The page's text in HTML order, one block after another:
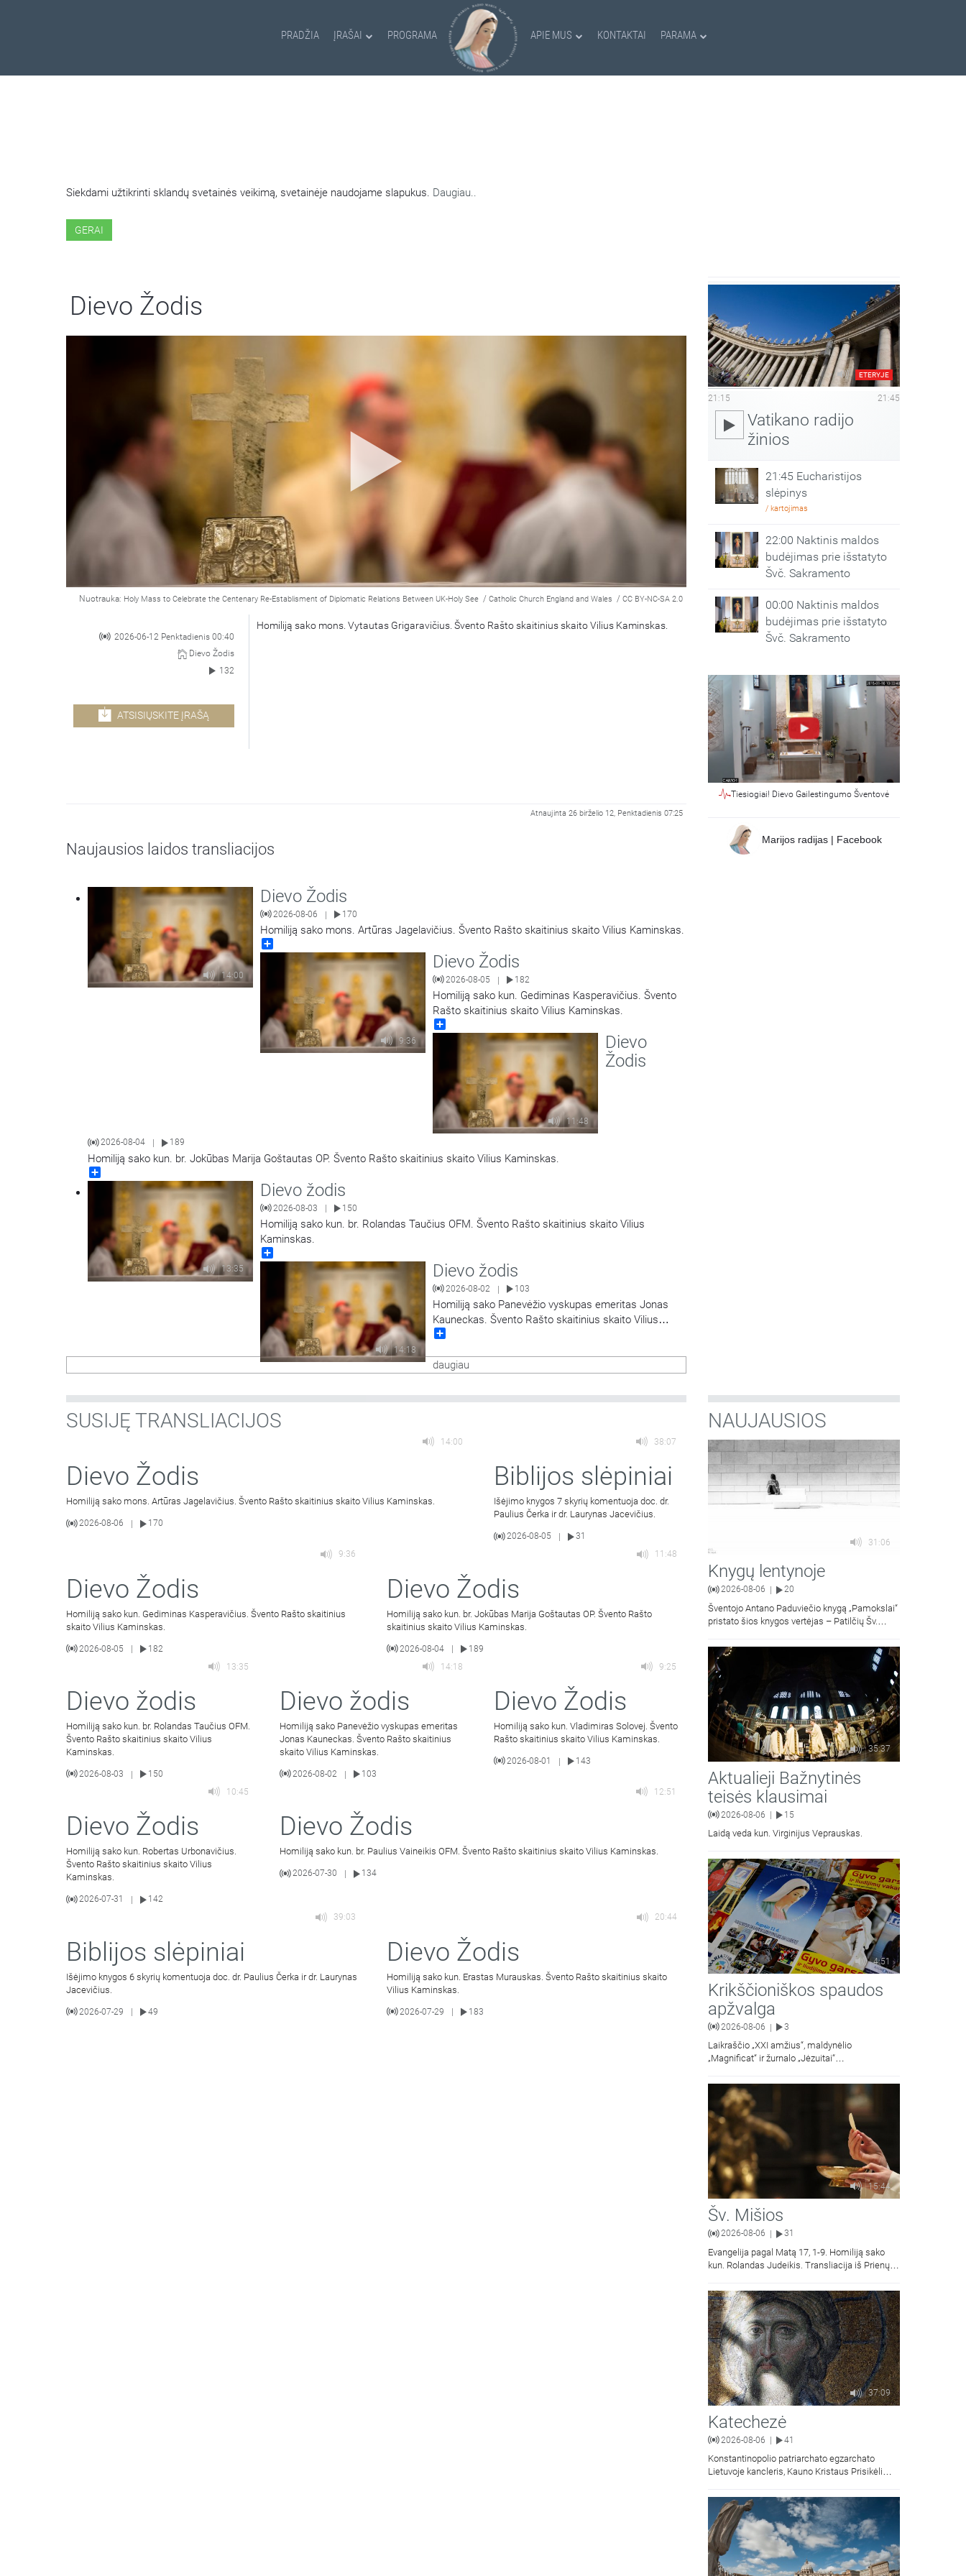
PRADŽIA ĮRAŠAI PROGRAMA APIE MUS KONTAKTAI PARAMA
Siekdami užtikrinti sklandų svetainės veikimą, svetainėje naudojame slapukus. Daugiau..
GERAI
Dievo Žodis
Nuotrauka: Holy Mass to Celebrate the Centenary Re-Establisment of Diplomatic Relations Between UK-Holy See / Catholic Church England and Wales / CC BY-NC-SA 2.0
2026-06-12 Penktadienis 00:40
Dievo Žodis
132
ATSISIŲSKITE ĮRAŠĄ
Homiliją sako mons. Vytautas Grigaravičius. Švento Rašto skaitinius skaito Vilius Kaminskas.
Atnaujinta 26 birželio 12, Penktadienis 07:25
Naujausios laidos transliacijos
14:00
Dievo Žodis
2026-08-06 | 170
Homiliją sako mons. Artūras Jagelavičius. Švento Rašto skaitinius skaito Vilius Kaminskas.
9:36
Dievo Žodis
2026-08-05 | 182
Homiliją sako kun. Gediminas Kasperavičius. Švento
Rašto skaitinius skaito Vilius Kaminskas.
11:48
Dievo
Žodis
2026-08-04 189
Homiliją sako kun. br. Jokūbas Marija Goštautas OP. Švento Rašto skaitinius skaito Vilius Kaminskas.
13:35
Dievo žodis
2026-08-03 150
Homiliją sako kun. br. Rolandas Taučius OFM. Švento Rašto skaitinius skaito Vilius
Kaminskas.
14:18
Dievo žodis
2026-08-02 | 103
Homiliją sako Panevėžio vyskupas emeritas Jonas
Kauneckas. Švento Rašto skaitinius skaito Vilius
Kaminskas.
daugiau
ETERYJE
21:15 21:45
Vatikano radijo
žinios
21:45 Eucharistijos
slėpinys
/ kartojimas
22:00 Naktinis maldos
budėjimas prie išstatyto
Švč. Sakramento
00:00 Naktinis maldos
budėjimas prie išstatyto
Švč. Sakramento
Tiesiogiai! Dievo Gailestingumo Šventovė
Marijos radijas | Facebook
SUSIJĘ TRANSLIACIJOS
14:00
Dievo Žodis
Homiliją sako mons. Artūras Jagelavičius. Švento Rašto skaitinius skaito Vilius Kaminskas.
2026-08-06 170
38:07
Biblijos slėpiniai
Išėjimo knygos 7 skyrių komentuoja doc. dr.
Paulius Čerka ir dr. Laurynas Jacevičius.
2026-08-05
31
9:36
Dievo Žodis
Homiliją sako kun. Gediminas Kasperavičius. Švento Rašto skaitinius
skaito Vilius Kaminskas.
2026-08-05 182
11:48
Dievo Žodis
Homiliją sako kun. br. Jokūbas Marija Goštautas OP. Švento Rašto
skaitinius skaito Vilius Kaminskas.
2026-08-04
189
13:35
Dievo žodis
Homiliją sako kun. br. Rolandas Taučius OFM.
Švento Rašto skaitinius skaito Vilius
Kaminskas.
2026-08-03 | 150
14:18
Dievo žodis
Homiliją sako Panevėžio vyskupas emeritas
Jonas Kauneckas. Švento Rašto skaitinius
skaito Vilius Kaminskas.
2026-08-02 | 103
9:25
Dievo Žodis
Homiliją sako kun. Vladimiras Solovej. Švento
Rašto skaitinius skaito Vilius Kaminskas.
2026-08-01 | 143
10:45
Dievo Žodis
Homiliją sako kun. Robertas Urbonavičius.
Švento Rašto skaitinius skaito Vilius
Kaminskas.
2026-07-31 142
12:51
Dievo Žodis
Homiliją sako kun. br. Paulius Vaineikis OFM. Švento Rašto skaitinius skaito Vilius Kaminskas.
2026-07-30 134
39:03
Biblijos slėpiniai
Išėjimo knygos 6 skyrių komentuoja doc. dr. Paulius Čerka ir dr. Laurynas
Jacevičius.
2026-07-29 49
20:44
Dievo Žodis
Homiliją sako kun. Erastas Murauskas. Švento Rašto skaitinius skaito
Vilius Kaminskas.
2026-07-29 183
NAUJAUSIOS
31:06
Knygų lentynoje
2026-08-06 20
Šventojo Antano Paduviečio knygą „Pamokslai“
pristato šios knygos vertėjas – Patilčių Šv.
moralinės teologijos dr. Algirdas Petras
35:37
Aktualieji Bažnytinės
teisės klausimai
2026-08-06 15
Laidą veda kun. Virginijus Veprauskas.
4:51
Krikščioniškos spaudos
apžvalga
2026-08-06 | 3
Laikraščio „XXI amžius“, maldynėlio
„Magnificat“ ir žurnalo „Jėzuitai“
15:44
Šv. Mišios
2026-08-06 31
Evangelija pagal Matą 17, 1-9. Homiliją sako
kun. Rolandas Judeikis. Transliacija iš Prienų
37:09
Katechezė
2026-08-06 41
Konstantinopolio patriarchato egzarchato
Lietuvoje kancleris, Kauno Kristaus Prisikėlimo
kunigas Vitalijus Mockus pasakoja apie
Kristaus Atsimainymo šventę.